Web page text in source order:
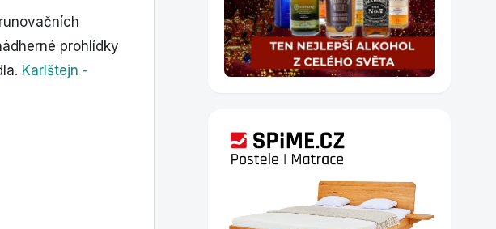
prohlídky
Karlštejn -